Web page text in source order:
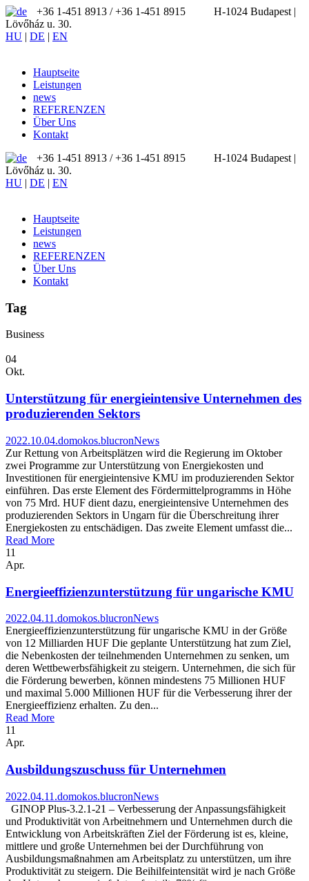
+36 1-451 8913 / ‪+36 1-451 8915
H-1024 Budapest |
Lövőház u. 30.
HU | DE | EN
Hauptseite
Leistungen
news
REFERENZEN
Über Uns
Kontakt
+36 1-451 8913 / ‪+36 1-451 8915
H-1024 Budapest |
Lövőház u. 30.
HU | DE | EN
Hauptseite
Leistungen
news
REFERENZEN
Über Uns
Kontakt
Tag
Business
04
Okt.
Unterstützung für energieintensive Unternehmen des
produzierenden Sektors
2022.10.04.domokos.blucronNews
Zur Rettung von Arbeitsplätzen wird die Regierung im Oktober
zwei Programme zur Unterstützung von Energiekosten und
Investitionen für energieintensive KMU im produzierenden Sektor
einführen. Das erste Element des Fördermittelprogramms in Höhe
von 75 Mrd. HUF dient dazu, energieintensive Unternehmen des
produzierenden Sektors in Ungarn für die Überschreitung ihrer
Energiekosten zu entschädigen. Das zweite Element umfasst die...
Read More
11
Apr.
Energieeffizienzunterstützung für ungarische KMU
2022.04.11.domokos.blucronNews
Energieeffizienzunterstützung für ungarische KMU in der Größe
von 12 Milliarden HUF Die geplante Unterstützung hat zum Ziel,
die Nebenkosten der teilnehmenden Unternehmen zu senken, um
deren Wettbewerbsfähigkeit zu steigern. Unternehmen, die sich für
die Förderung bewerben, können mindestens 75 Millionen HUF
und maximal 5.000 Millionen HUF für die Verbesserung ihrer der
Energieeffizienz erhalten. Zu den...
Read More
11
Apr.
Ausbildungszuschuss für Unternehmen
2022.04.11.domokos.blucronNews
GINOP Plus-3.2.1-21 – Verbesserung der Anpassungsfähigkeit
und Produktivität von Arbeitnehmern und Unternehmen durch die
Entwicklung von Arbeitskräften Ziel der Förderung ist es, kleine,
mittlere und große Unternehmen bei der Durchführung von
Ausbildungsmaßnahmen am Arbeitsplatz zu unterstützen, um ihre
Produktivität zu steigern. Die Beihilfeintensität wird je nach Größe